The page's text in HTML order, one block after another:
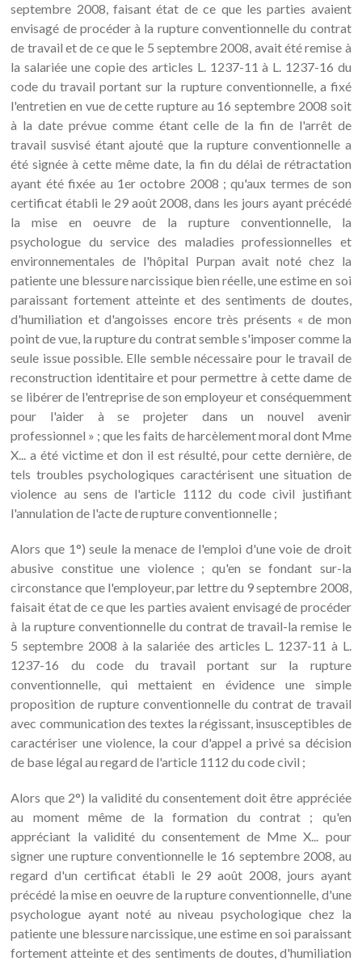
septembre 2008, faisant état de ce que les parties avaient
envisagé de procéder à la rupture conventionnelle du contrat
de travail et de ce que le 5 septembre 2008, avait été remise à
la salariée une copie des articles L. 1237-11 à L. 1237-16 du
code du travail portant sur la rupture conventionnelle, a fixé
l'entretien en vue de cette rupture au 16 septembre 2008 soit
à la date prévue comme étant celle de la fin de l'arrêt de
travail susvisé étant ajouté que la rupture conventionnelle a
été signée à cette même date, la fin du délai de rétractation
ayant été fixée au 1er octobre 2008 ; qu'aux termes de son
certificat établi le 29 août 2008, dans les jours ayant précédé
la mise en oeuvre de la rupture conventionnelle, la
psychologue du service des maladies professionnelles et
environnementales de l'hôpital Purpan avait noté chez la
patiente une blessure narcissique bien réelle, une estime en soi
paraissant fortement atteinte et des sentiments de doutes,
d'humiliation et d'angoisses encore très présents « de mon
point de vue, la rupture du contrat semble s'imposer comme la
seule issue possible. Elle semble nécessaire pour le travail de
reconstruction identitaire et pour permettre à cette dame de
se libérer de l'entreprise de son employeur et conséquemment
pour l'aider à se projeter dans un nouvel avenir
professionnel » ; que les faits de harcèlement moral dont Mme
X... a été victime et don il est résulté, pour cette dernière, de
tels troubles psychologiques caractérisent une situation de
violence au sens de l'article 1112 du code civil justifiant
l'annulation de l'acte de rupture conventionnelle ;
Alors que 1°) seule la menace de l'emploi d'une voie de droit
abusive constitue une violence ; qu'en se fondant sur-la
circonstance que l'employeur, par lettre du 9 septembre 2008,
faisait état de ce que les parties avaient envisagé de procéder
à la rupture conventionnelle du contrat de travail-la remise le
5 septembre 2008 à la salariée des articles L. 1237-11 à L.
1237-16 du code du travail portant sur la rupture
conventionnelle, qui mettaient en évidence une simple
proposition de rupture conventionnelle du contrat de travail
avec communication des textes la régissant, insusceptibles de
caractériser une violence, la cour d'appel a privé sa décision
de base légal au regard de l'article 1112 du code civil ;
Alors que 2°) la validité du consentement doit être appréciée
au moment même de la formation du contrat ; qu'en
appréciant la validité du consentement de Mme X... pour
signer une rupture conventionnelle le 16 septembre 2008, au
regard d'un certificat établi le 29 août 2008, jours ayant
précédé la mise en oeuvre de la rupture conventionnelle, d'une
psychologue ayant noté au niveau psychologique chez la
patiente une blessure narcissique, une estime en soi paraissant
fortement atteinte et des sentiments de doutes, d'humiliation